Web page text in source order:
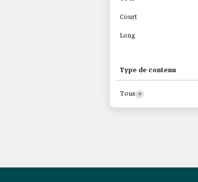
Court
Long
Type de contenu
Tous 0